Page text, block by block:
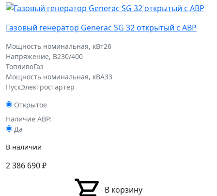
Газовый генератор Generac SG 32 открытый с АВР
Мощность номинальная, кВт26
Напряжение, В230/400
ТопливоГаз
Мощность номинальная, кВА33
ПускЭлектростартер
Открытое
Наличие АВР:
Да
В наличии
2 386 690₽
В корзину